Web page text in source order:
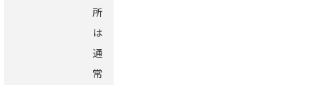
所
は
通
常